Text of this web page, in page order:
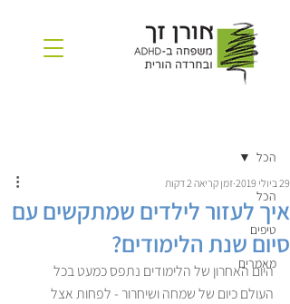
הכל
טיפים
מאמרים
הכל
איך לעזור לילדים שמתקשים עם
סיום שנת הלימודים?
29 ביולי 2019 זמן קריאה 2 דקות
היום האחרון של הלימודים נתפס כמעט בכל
העולם כיום של שמחה ושיחרור - לפחות אצל